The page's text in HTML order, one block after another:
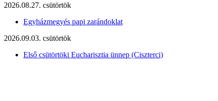
2026.08.27. csütörtök
Egyházmegyés papi zarándoklat
2026.09.03. csütörtök
Első csütörtöki Eucharisztia ünnep (Ciszterci)